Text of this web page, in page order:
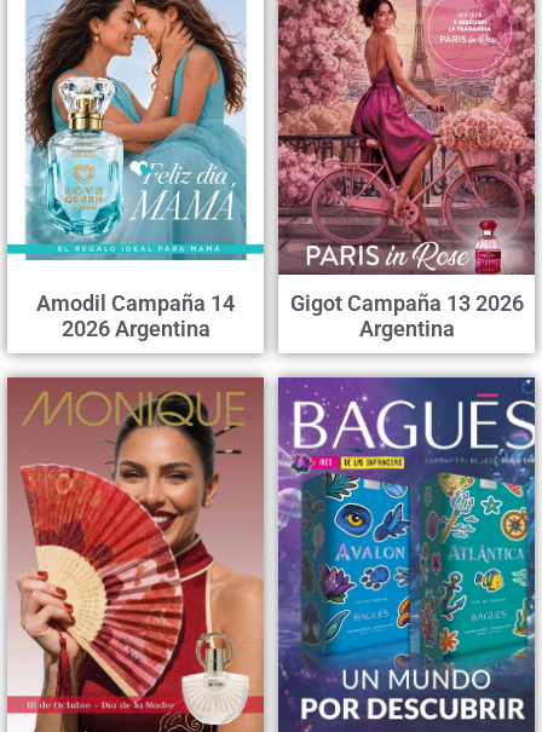
Amodil Campaña 14
2026 Argentina
Gigot Campaña 13 2026
Argentina